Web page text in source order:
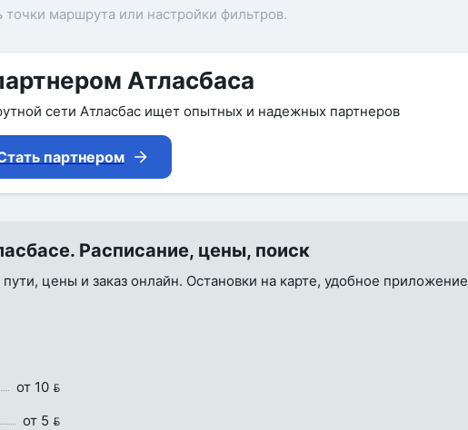
маршрута или настройки фильтров.
Атласбаса
сети Атласбас ищет опытных и надежных партнеров
партнером
Расписание, цены, поиск
цены и заказ онлайн. Остановки на карте, удобное приложение
от 10 
от 5 